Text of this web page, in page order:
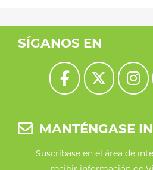
SÍGANOS EN
MANTÉNGASE
Suscríbase en el área de